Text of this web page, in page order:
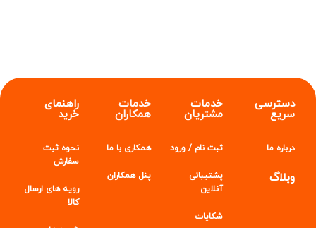
دسترسی
سریع
درباره ما
وبلاگ
خدمات
مشتریان
ثبت نام / ورود
پشتیبانی
آنلاین
شکایات
خدمات
همکاران
همکاری با ما
پنلهمکاران
راهنمای
خرید
نحوه ثبت
سفارش
رویه های ارسال
کالا